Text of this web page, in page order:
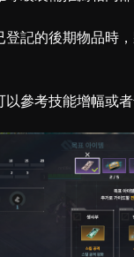
記的後期物品時
參考技能增幅或者